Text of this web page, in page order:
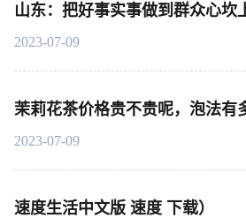
山东：把好事实事做到群众心坎
2023-07-09
茉莉花茶价格贵不贵呢，泡法有
2023-07-09
速度生活中文版 速度 下载）